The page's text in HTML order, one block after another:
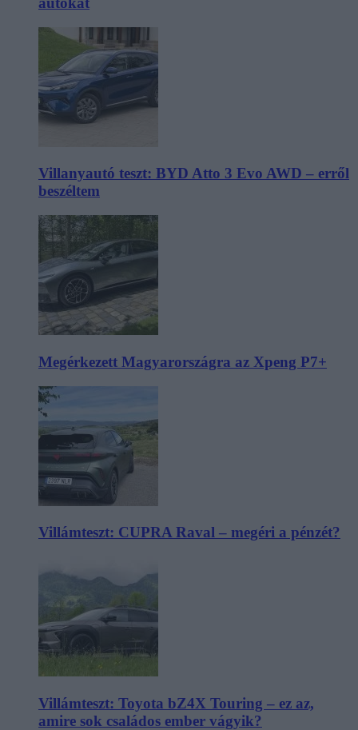
Villanyautó teszt: BYD Atto 3 Evo AWD – erről
beszéltem
Megérkezett Magyarországra az Xpeng P7+
Villámteszt: CUPRA Raval – megéri a pénzét?
Villámteszt: Toyota bZ4X Touring – ez az,
amire sok családos ember vágyik?